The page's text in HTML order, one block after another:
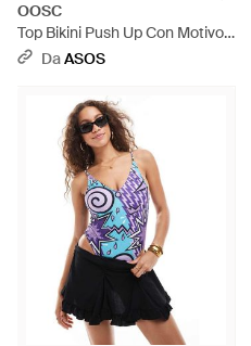
OOSC
Top Bikini Push Up Con Motivo
Tigrato - Neutro
DaASOS